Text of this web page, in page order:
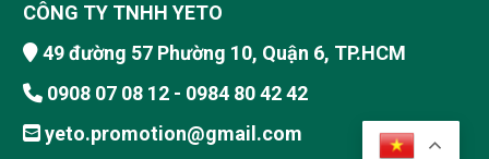
CÔNG TY TNHH YETO
49 đường 57 Phường 10, Quận 6, TP.HCM
0908 07 08 12 - 0984 80 42 42
yeto.promotion@gmail.com